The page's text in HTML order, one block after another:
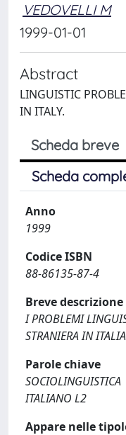
VEDOVELLI M
1999-01-01
Abstract
LINGUISTIC
IN ITALY.
Scheda breve
Scheda
Anno
1999
Codice ISBN
88-86135-87-4
Breve
I PROBLEMI
STRANIERA IN
Parole chiave
SOCIOLINGUISTICA
ITALIANO L2
Appare nelle